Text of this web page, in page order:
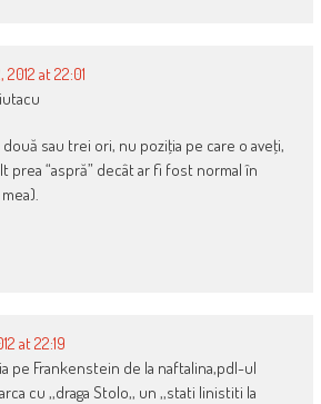
at 22:01
sau trei ori, nu poziţia pe care o aveţi,
prea “aspră” decât ar fi fost normal în
at 22:19
pe Frankenstein de la naftalina,pdl-ul
cu ,,draga Stolo,, un ,,stati linistiti la